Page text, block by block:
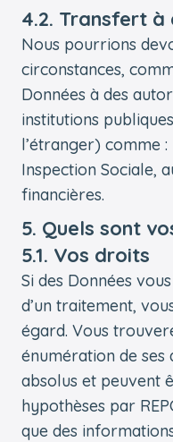
4.2. Transfert à
Nous pourrions
circonstances,
Données à des
institutions
l’étranger) comme :
Inspection Sociale,
financières.
5. Quels sont
5.1. Vos droits
Si des Données
d’un traitement,
égard. Vous
énumération de ses
absolus et peuvent
hypothèses par
que des